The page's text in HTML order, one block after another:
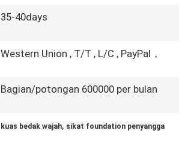
35-40days
Western Union , T/T , L/C , PayPal，
Bagian/potongan 600000 per bulan
kuas bedak wajah, sikat foundation penyangga